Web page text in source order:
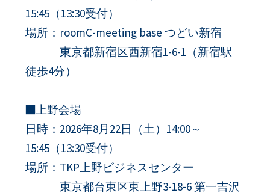
15:45（13:30受付）
場所：roomC-meeting base つどい新宿
東京都新宿区西新宿1-6-1（新宿駅
徒歩4分）
■上野会場
日時：2026年8月22日（土）14:00～
15:45（13:30受付）
場所：TKP上野ビジネスセンター
東京都台東区東上野3-18-6 第一吉沢